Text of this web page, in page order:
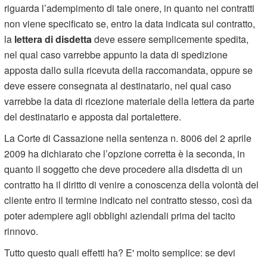
riguarda l’adempimento di tale onere, in quanto nei contratti
non viene specificato se, entro la data indicata sul contratto,
la lettera di disdetta deve essere semplicemente spedita,
nel qual caso varrebbe appunto la data di spedizione
apposta dallo sulla ricevuta della raccomandata, oppure se
deve essere consegnata al destinatario, nel qual caso
varrebbe la data di ricezione materiale della lettera da parte
del destinatario e apposta dal portalettere.
La Corte di Cassazione nella sentenza n. 8006 del 2 aprile
2009 ha dichiarato che l’opzione corretta è la seconda, in
quanto il soggetto che deve procedere alla disdetta di un
contratto ha il diritto di venire a conoscenza della volontà del
cliente entro il termine indicato nel contratto stesso, così da
poter adempiere agli obblighi aziendali prima del tacito
rinnovo.
Tutto questo quali effetti ha? E' molto semplice: se devi